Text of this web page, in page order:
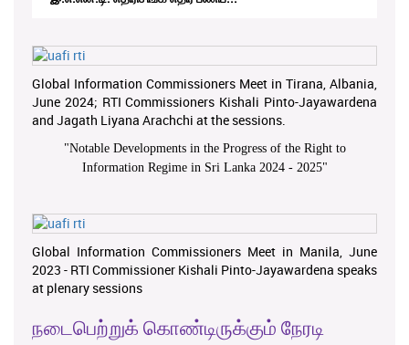
Global Information Commissioners Meet in Tirana, Albania,
June 2024; RTI Commissioners Kishali Pinto-Jayawardena
and Jagath Liyana Arachchi at the sessions.
"Notable Developments in the Progress of the Right to
Information Regime in Sri Lanka 2024 - 2025"
Global Information Commissioners Meet in Manila, June
2023 - RTI Commissioner Kishali Pinto-Jayawardena speaks
at plenary sessions
நடைபெற்றுக் கொண்டிருக்கும் நேரடி